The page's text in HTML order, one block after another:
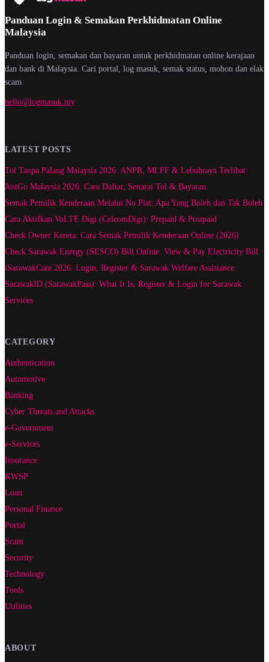
Panduan Login & Semakan Perkhidmatan Online
Malaysia
Panduan login, semakan dan bayaran untuk perkhidmatan online kerajaan
dan bank di Malaysia. Cari portal, log masuk, semak status, mohon dan elak
scam.
hello@logmasuk.my
LATEST POSTS
Tol Tanpa Palang Malaysia 2026: ANPR, MLFF & Lebuhraya Terlibat
JustGo Malaysia 2026: Cara Daftar, Senarai Tol & Bayaran
Semak Pemilik Kenderaan Melalui No Plat: Apa Yang Boleh dan Tak Boleh
Cara Aktifkan VoLTE Digi (CelcomDigi): Prepaid & Postpaid
Check Owner Kereta: Cara Semak Pemilik Kenderaan Online (2026)
Check Sarawak Energy (SESCO) Bill Online: View & Pay Electricity Bill
iSarawakCare 2026: Login, Register & Sarawak Welfare Assistance
SarawakID (SarawakPass): What It Is, Register & Login for Sarawak
Services
CATEGORY
Authentication
Automotive
Banking
Cyber Threats and Attacks
e-Government
e-Services
Insurance
KWSP
Loan
Personal Finance
Portal
Scam
Security
Technology
Tools
Utilities
ABOUT